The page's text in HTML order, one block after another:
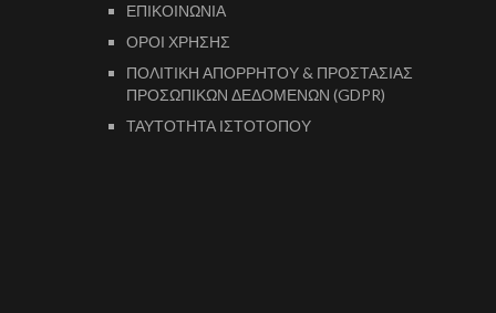
ΕΠΙΚΟΙΝΩΝΙΑ
ΟΡΟΙ ΧΡΗΣΗΣ
ΠΟΛΙΤΙΚΗ ΑΠΟΡΡΗΤΟΥ & ΠΡΟΣΤΑΣΙΑΣ
ΠΡΟΣΩΠΙΚΩΝ ΔΕΔΟΜΕΝΩΝ (GDPR)
ΤΑΥΤΟΤΗΤΑ ΙΣΤΟΤΟΠΟΥ